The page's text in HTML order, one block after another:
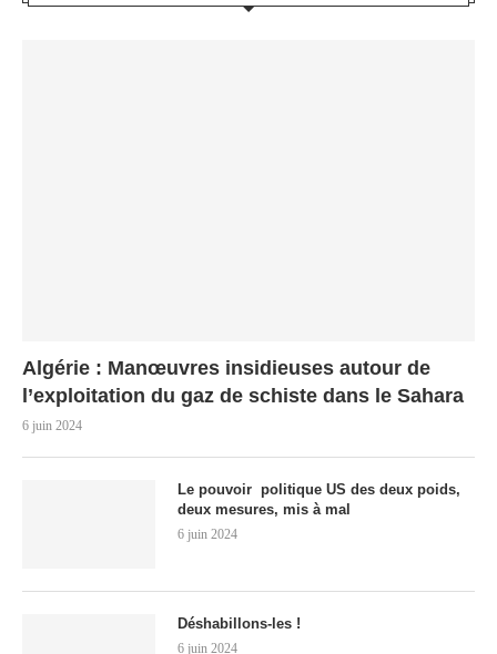
Algérie : Manœuvres insidieuses autour de
l’exploitation du gaz de schiste dans le Sahara
6 juin 2024
Le pouvoir politique US des deux poids,
deux mesures, mis à mal
6 juin 2024
Déshabillons-les !
6 juin 2024